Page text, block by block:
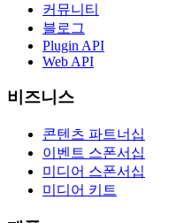
커뮤니티
블로그
Plugin API
Web API
비즈니스
콘텐츠 파트너십
이벤트 스폰서십
미디어 스폰서십
미디어 키트